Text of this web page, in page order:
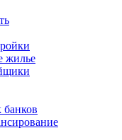
жилье